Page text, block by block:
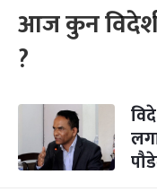
आज कुन
?